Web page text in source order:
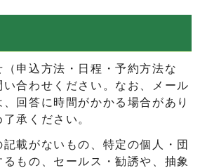
申込方法・日程・予約方法な
い合わせください。なお、メール
回答に時間がかかる場合があり
承ください。
記載がないもの、特定の個人・団
もの、セールス・勧誘や、抽象